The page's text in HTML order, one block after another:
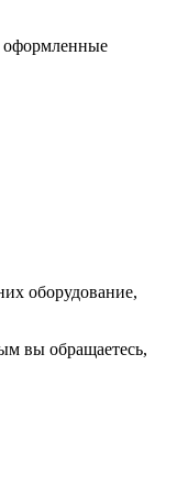
оформленные
оборудование,
вы обращаетесь,